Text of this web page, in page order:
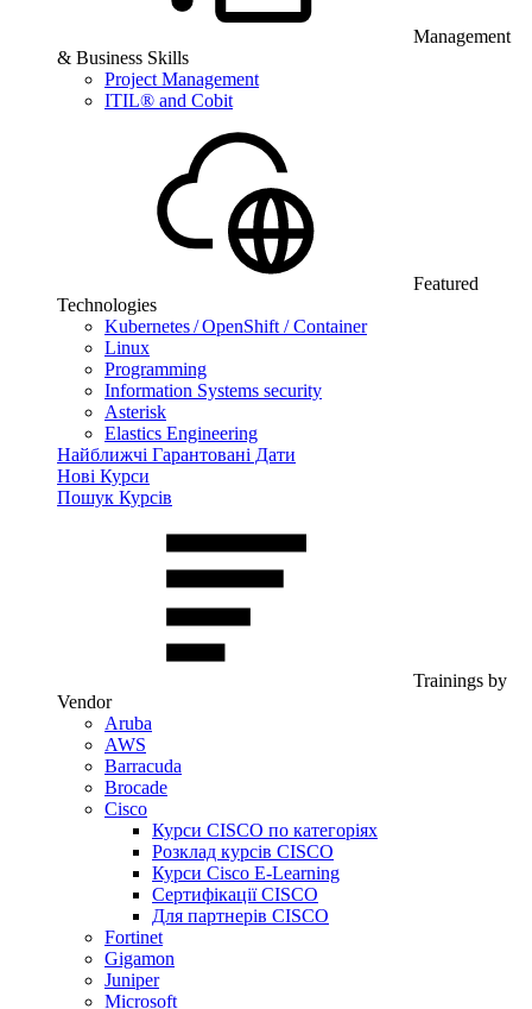
Management
& Business Skills
Project Management
ITIL® and Cobit
Featured
Technologies
Kubernetes / OpenShift / Container
Linux
Programming
Information Systems security
Asterisk
Elastics Engineering
Найближчі Гарантовані Дати
Нові Курси
Пошук Курсів
Trainings by
Vendor
Aruba
AWS
Barracuda
Brocade
Cisco
Курси CISCO по категоріях
Розклад курсів CISCO
Курси Cisco E-Learning
Сертифікації CISCO
Для партнерів CISCO
Fortinet
Gigamon
Juniper
Microsoft